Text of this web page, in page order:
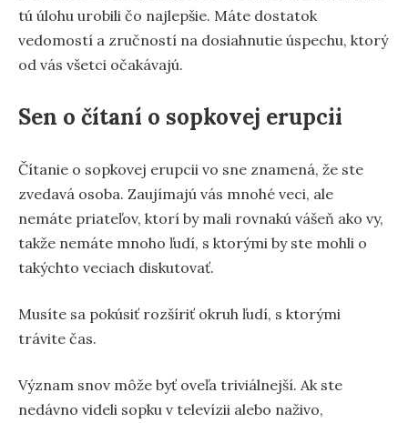
tú úlohu urobili čo najlepšie. Máte dostatok
vedomostí a zručností na dosiahnutie úspechu, ktorý
od vás všetci očakávajú.
Sen o čítaní o sopkovej erupcii
Čítanie o sopkovej erupcii vo sne znamená, že ste
zvedavá osoba. Zaujímajú vás mnohé veci, ale
nemáte priateľov, ktorí by mali rovnakú vášeň ako vy,
takže nemáte mnoho ľudí, s ktorými by ste mohli o
takýchto veciach diskutovať.
Musíte sa pokúsiť rozšíriť okruh ľudí, s ktorými
trávite čas.
Význam snov môže byť oveľa triviálnejší. Ak ste
nedávno videli sopku v televízii alebo naživo,